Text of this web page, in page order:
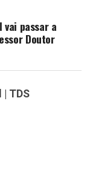
passar a
Doutor
| TDS